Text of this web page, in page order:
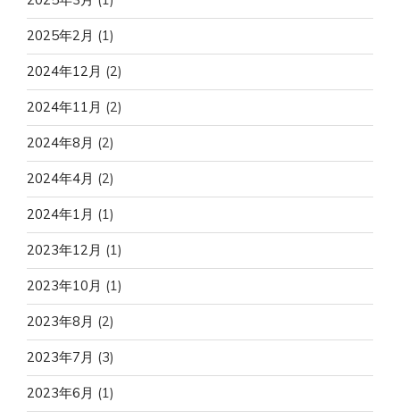
2025年2月 (1)
2024年12月 (2)
2024年11月 (2)
2024年8月 (2)
2024年4月 (2)
2024年1月 (1)
2023年12月 (1)
2023年10月 (1)
2023年8月 (2)
2023年7月 (3)
2023年6月 (1)